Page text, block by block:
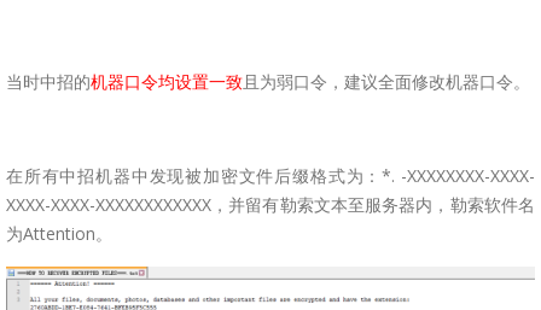
当时中招的机器口令均设置一致且为弱口令，建议全面修改机器口令。
在所有中招机器中发现被加密文件后缀格式为：*. -XXXXXXXX-XXXX-
XXXX-XXXX-XXXXXXXXXXXX，并留有勒索文本至服务器内，勒索软件名
为Attention。